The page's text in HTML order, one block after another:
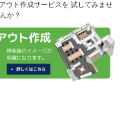
ウト作成サービスを 試してみませ
んか？